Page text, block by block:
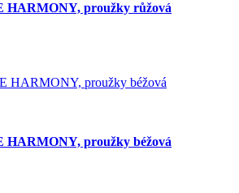
HARMONY, proužky růžová
HARMONY, proužky béžová